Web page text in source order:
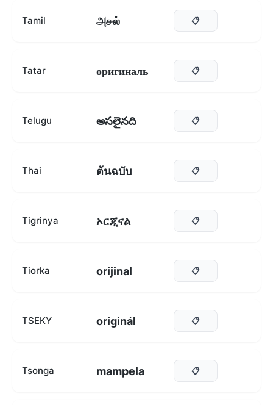
Tamil அசல் 📋
Tatar оригиналь 📋
Telugu అసలైనది 📋
Thai ต้นฉบับ 📋
Tigrinya ኦርጂናል 📋
Tiorka orijinal 📋
TSEKY originál 📋
Tsonga mampela 📋